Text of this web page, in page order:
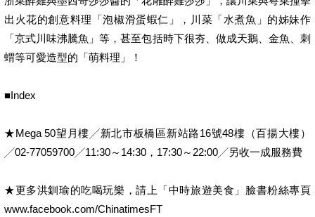
出火花的創意料理「泡椒滑蛋蝦仁」，川菜「水煮魚」的姊妹作
「京式川味沸騰魚」等，甚至包括時下很夯、做成天鵝、金魚、刺
蝟等可愛造型的「萌料理」！
■Index
★Mega 50望月樓╱新北市板橋區新站路16號48樓（百揚大樓）
╱02-77059700╱11:30～14:30，17:30～22:00╱另收一成服務費
★更多洪釧瑜的吃喝玩樂，請上「中時旅遊美食」臉書粉絲專頁
www.facebook.com/ChinatimesFT